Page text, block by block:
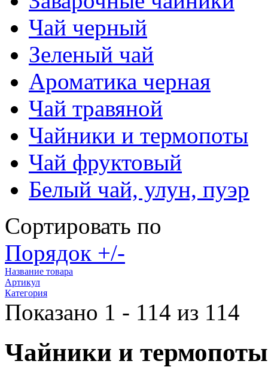
Чай черный
Зеленый чай
Ароматика черная
Чай травяной
Чайники и термопоты
Чай фруктовый
Белый чай, улун, пуэр
Сортировать по
Порядок +/-
Название товара
Артикул
Категория
Показано 1 - 114 из 114
Чайники и термопоты